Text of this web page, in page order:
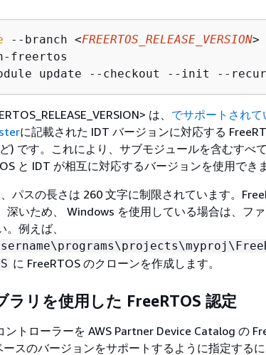
--branch <FREERTOS_RELEASE_VERSION
freertos
は、 でサポートされて
に記載された IDT バージョンに対応する
) です。これにより、サブモジュールを含むすべ
と IDT が相互に対応するバージョンを使用できま
パスの長さは 260 文字に制限されています。
深いため、 Windows を使用している場合は、フ
例えば、
に FreeRTOS のクローンを作成します。
ラリを使用した FreeRTOS 認定
ントローラーを AWS Partner Device Catalog の
ースのバージョンをサポートするように指定する